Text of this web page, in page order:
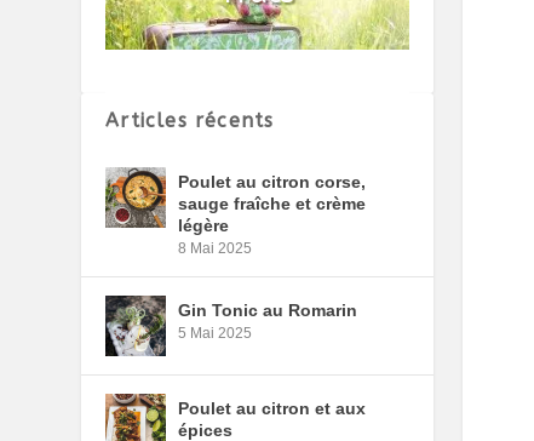
Articles récents
Poulet au citron corse,
sauge fraîche et crème
légère
8 Mai 2025
Gin Tonic au Romarin
5 Mai 2025
Poulet au citron et aux
épices